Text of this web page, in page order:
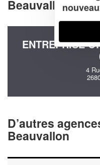
Beauvallon
ENTREPRISE
4
D’autres
Beauvallon